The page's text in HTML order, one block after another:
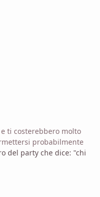
ti costerebbero molto
probabilmente
del party che dice: "chi